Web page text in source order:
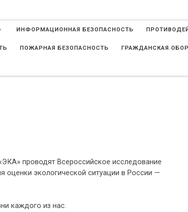
ИНФОРМАЦИОННАЯ БЕЗОПАСНОСТЬ
ПОЖАРНАЯ БЕЗОПАСНОСТЬ ГРАЖДАНСКАЯ
проводят Всероссийское исследование
оценки экологической ситуации в России —
каждого из нас.